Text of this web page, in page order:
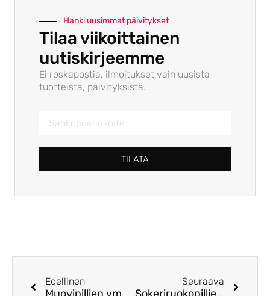
Hanki uusimmat päivitykset
Tilaa viikoittainen
uutiskirjeemme
Ei roskapostia, ilmoitukset vain uusista
tuotteista, päivityksistä.
TILATA
Edellinen Seuraava